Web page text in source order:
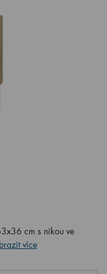
cm s nikou ve
více